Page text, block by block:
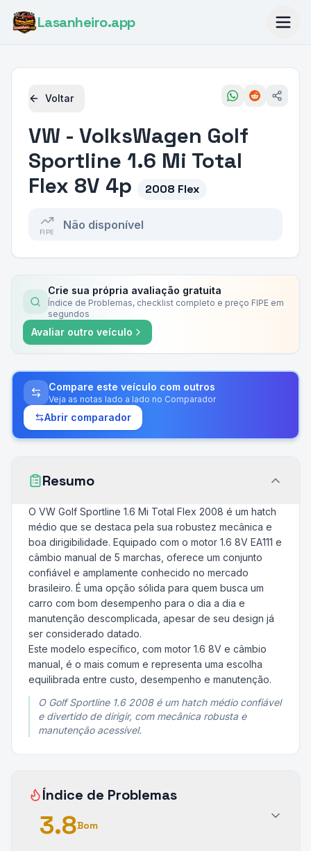
Lasanheiro.app
Voltar
VW - VolksWagen Golf
Sportline 1.6 Mi Total
Flex 8V 4p
2008 Flex
FIPE
Não disponível
Crie sua própria avaliação gratuita
Índice de Problemas, checklist completo e preço FIPE em
segundos
Avaliar outro veículo
Compare este veículo com outros
Veja as notas lado a lado no Comparador
Abrir comparador
Resumo
O VW Golf Sportline 1.6 Mi Total Flex 2008 é um hatch
médio que se destaca pela sua robustez mecânica e
boa dirigibilidade. Equipado com o motor 1.6 8V EA111 e
câmbio manual de 5 marchas, oferece um conjunto
confiável e amplamente conhecido no mercado
brasileiro. É uma opção sólida para quem busca um
carro com bom desempenho para o dia a dia e
manutenção descomplicada, apesar de seu design já
ser considerado datado.
Este modelo específico, com motor 1.6 8V e câmbio
manual, é o mais comum e representa uma escolha
equilibrada entre custo, desempenho e manutenção.
O Golf Sportline 1.6 2008 é um hatch médio confiável
e divertido de dirigir, com mecânica robusta e
manutenção acessível.
Índice de Problemas
3.8Bom